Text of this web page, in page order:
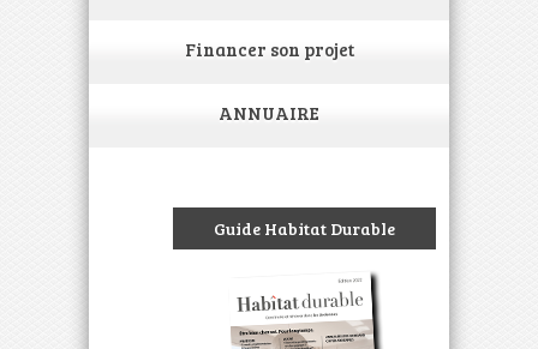
Financer son projet
ANNUAIRE
Guide Habitat Durable